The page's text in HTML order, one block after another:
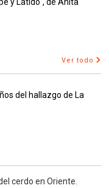
Ver todo
del hallazgo de La
cerdo en Oriente.